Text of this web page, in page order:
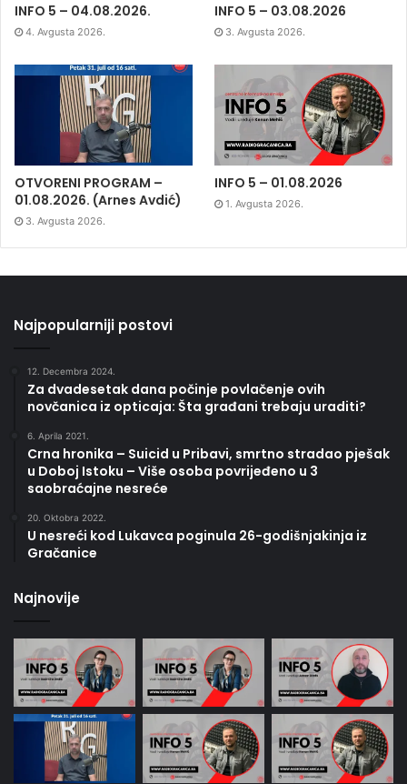
INFO 5 – 04.08.2026.
4. Avgusta 2026.
INFO 5 – 03.08.2026
3. Avgusta 2026.
OTVORENI PROGRAM –
01.08.2026. (Arnes Avdić)
3. Avgusta 2026.
INFO 5 – 01.08.2026
1. Avgusta 2026.
Najpopularniji postovi
12. Decembra 2024.
Za dvadesetak dana počinje povlačenje ovih
novčanica iz opticaja: Šta građani trebaju uraditi?
6. Aprila 2021.
Crna hronika – Suicid u Pribavi, smrtno stradao pješak
u Doboj Istoku – Više osoba povrijeđeno u 3
saobraćajne nesreće
20. Oktobra 2022.
U nesreći kod Lukavca poginula 26-godišnjakinja iz
Gračanice
Najnovije